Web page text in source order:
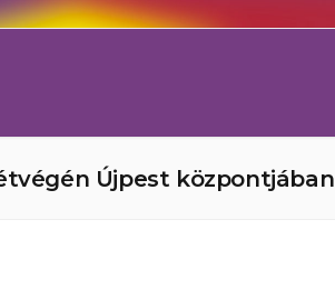
Újpest központjában